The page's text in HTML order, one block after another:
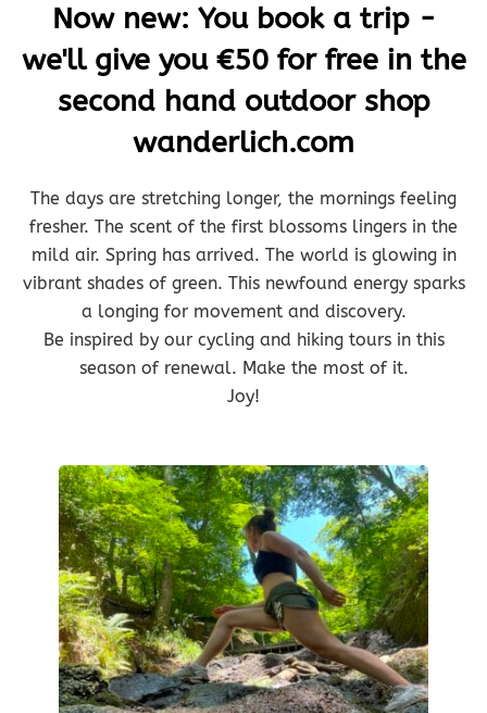
Now new: You book a trip -
we'll give you €50 for free in the
second hand outdoor shop
wanderlich.com
The days are stretching longer, the mornings feeling
fresher. The scent of the first blossoms lingers in the
mild air. Spring has arrived. The world is glowing in
vibrant shades of green. This newfound energy sparks
a longing for movement and discovery.
Be inspired by our cycling and hiking tours in this
season of renewal. Make the most of it.
Joy!